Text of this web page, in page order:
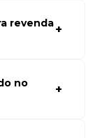
revenda
preços
no